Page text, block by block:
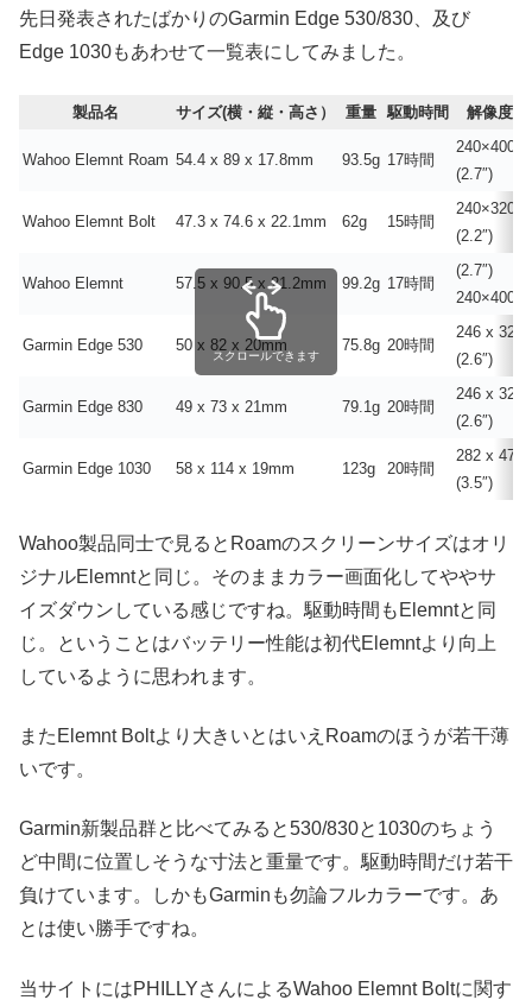
先日発表されたばかりのGarmin Edge 530/830、及び
Edge 1030もあわせて一覧表にしてみました。
製品名 サイズ(横・縦・高さ） 重量 駆動時間 解像度
Wahoo Elemnt Roam 54.4 x 89 x 17.8mm 93.5g 17時間
240×400
(2.7″)
Wahoo Elemnt Bolt 47.3 x 74.6 x 22.1mm 62g 15時間
240×320
(2.2″)
Wahoo Elemnt 57.5 x 90.5 x 21.2mm 99.2g 17時間
(2.7″)
240×400
Garmin Edge 530 50 x 82 x 20mm 75.8g 20時間
246 x 322
(2.6″)
Garmin Edge 830 49 x 73 x 21mm 79.1g 20時間
246 x 322
(2.6″)
Garmin Edge 1030 58 x 114 x 19mm 123g 20時間
282 x 470
(3.5″)
スクロールできます
Wahoo製品同士で見るとRoamのスクリーンサイズはオリ
ジナルElemntと同じ。そのままカラー画面化してややサ
イズダウンしている感じですね。駆動時間もElemntと同
じ。ということはバッテリー性能は初代Elemntより向上
しているように思われます。
またElemnt Boltより大きいとはいえRoamのほうが若干薄
いです。
Garmin新製品群と比べてみると530/830と1030のちょう
ど中間に位置しそうな寸法と重量です。駆動時間だけ若干
負けています。しかもGarminも勿論フルカラーです。あ
とは使い勝手ですね。
当サイトにはPHILLYさんによるWahoo Elemnt Boltに関す